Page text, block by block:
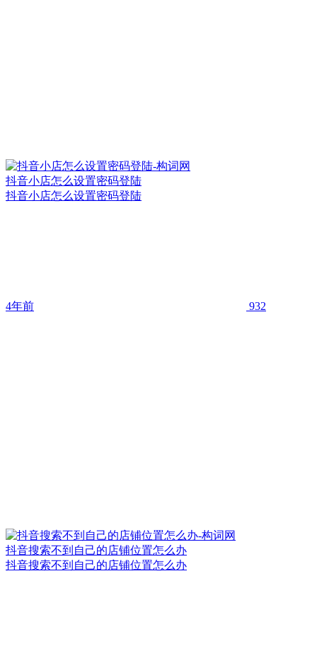
抖音小店怎么设置密码登陆
抖音小店怎么设置密码登陆
4年前 932
抖音搜索不到自己的店铺位置怎么办
抖音搜索不到自己的店铺位置怎么办